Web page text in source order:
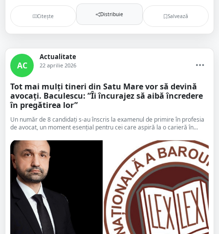
Citește Distribuie Salvează
AC
Actualitate
22 aprilie 2026
Tot mai mulți tineri din Satu Mare vor să devină
avocați. Baculescu: ”Îi încurajez să aibă încredere
în pregătirea lor”
Un număr de 8 candidați s-au înscris la examenul de primire în profesia
de avocat, un moment esențial pentru cei care aspiră la o carieră în...